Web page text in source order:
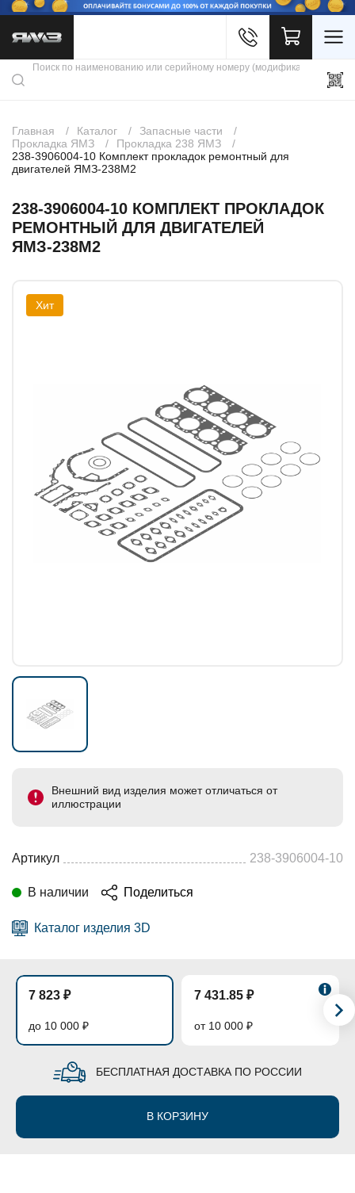
Каталог продукции
Скидки
Контакты
Главная Каталог
Запасные части
Прокладка ЯМЗ
Прокладка 238 ЯМЗ
238-3906004-10 Комплект прокладок ремонтный для
двигателей ЯМЗ-238М2
238-3906004-10 КОМПЛЕКТ ПРОКЛАДОК
РЕМОНТНЫЙ ДЛЯ ДВИГАТЕЛЕЙ
ЯМЗ-238М2
Хит
Внешний вид изделия может отличаться от
иллюстрации
Артикул 238-3906004-10
В наличии Поделиться
Каталог изделия 3D
7 823 ₽
до 10 000 ₽
7 431.85 ₽
от 10 000 ₽
БЕСПЛАТНАЯ ДОСТАВКА ПО РОССИИ
В КОРЗИНУ